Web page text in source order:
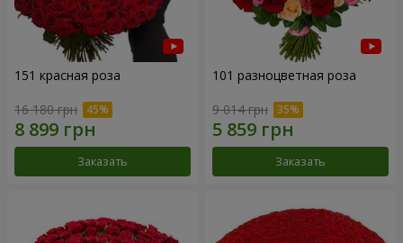
151 красная роза
16 180 грн
Заказать
101 разноцветная роза
9 014 грн
Заказать